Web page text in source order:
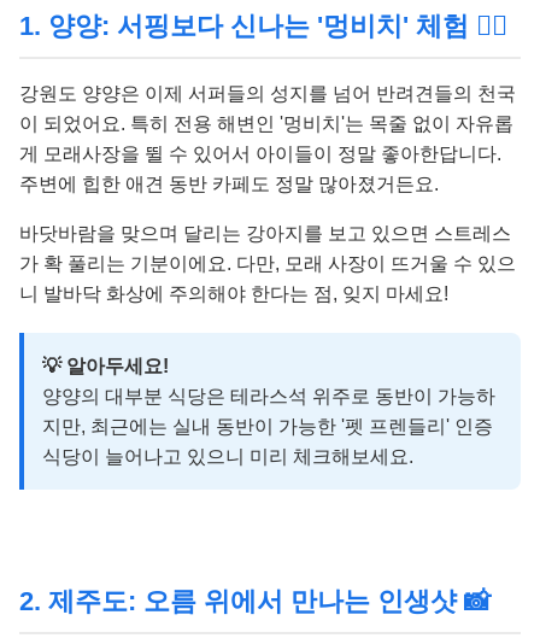
1. 양양: 서핑보다 신나는 '멍비치' 체험 🏄‍♂️
강원도 양양은 이제 서퍼들의 성지를 넘어 반려견들의 천국
이 되었어요. 특히 전용 해변인 '멍비치'는 목줄 없이 자유롭
게 모래사장을 뛸 수 있어서 아이들이 정말 좋아한답니다.
주변에 힙한 애견 동반 카페도 정말 많아졌거든요.
바닷바람을 맞으며 달리는 강아지를 보고 있으면 스트레스
가 확 풀리는 기분이에요. 다만, 모래 사장이 뜨거울 수 있으
니 발바닥 화상에 주의해야 한다는 점, 잊지 마세요!
💡 알아두세요!
양양의 대부분 식당은 테라스석 위주로 동반이 가능하
지만, 최근에는 실내 동반이 가능한 '펫 프렌들리' 인증
식당이 늘어나고 있으니 미리 체크해보세요.
2. 제주도: 오름 위에서 만나는 인생샷 📸